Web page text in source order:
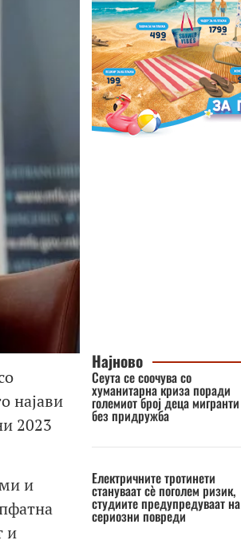
најави
2023
и
и
Најново
Сеута се соочува со
хуманитарна криза поради
големиот број деца мигранти
без придружба
Електричните тротинети
стануваат сè поголем ризик,
студиите предупредуваат на
сериозни повреди